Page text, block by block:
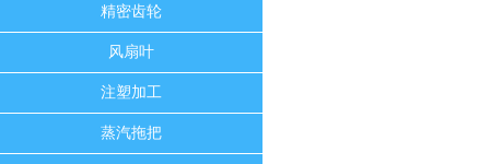
精密齿轮
风扇叶
注塑加工
蒸汽拖把